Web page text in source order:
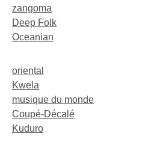
zangoma
Deep Folk
Oceanian
oriental
Kwela
musique du monde
Coupé-Décalé
Kuduro